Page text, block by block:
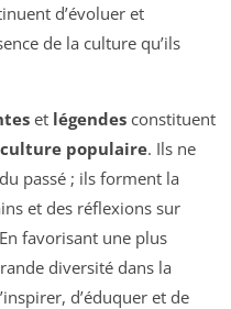
d’évoluer et
de la culture qu’ils
et légendes constituent
culture populaire. Ils ne
passé ; ils forment la
et des réflexions sur
favorisant une plus
diversité dans la
d’éduquer et de